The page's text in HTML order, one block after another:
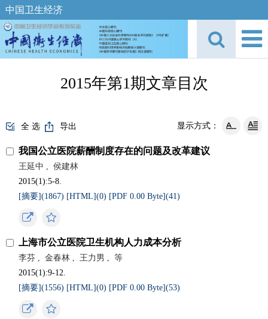
中国卫生经济
2015年第1期文章目次
全 选 导出 显示方式：
我国公立医院薪酬制度存在的问题及改革建议
王延中 ,
侯建林
2015(1):5-8.
[摘要](1867) [HTML](0) [PDF 0.00 Byte](41)
上海市公立医院卫生机构人力成本分析
李芬 , 金春林 , 王力男 ,
等
2015(1):9-12.
[摘要](1556) [HTML](0) [PDF 0.00 Byte](53)